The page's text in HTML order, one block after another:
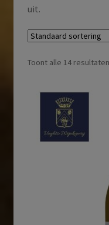
uit.
Toont alle 14 resultaten